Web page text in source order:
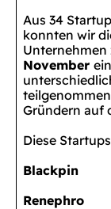
Aus 34
konnten wir
November
Gründern auf
Diese
Blackpin
Renephro